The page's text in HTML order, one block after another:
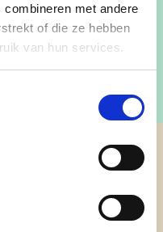
met andere
of die ze hebben
van hun services.